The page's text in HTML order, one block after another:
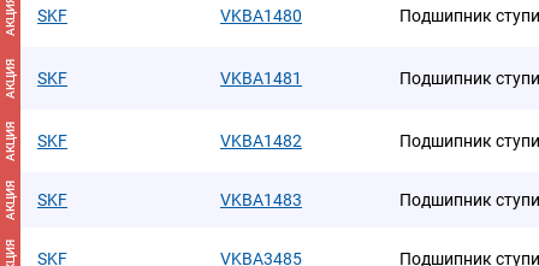
АКЦИЯ SKF VKBA1480 Подшипник
АКЦИЯ SKF VKBA1481 Подшипник
АКЦИЯ SKF VKBA1482 Подшипник
АКЦИЯ SKF VKBA1483 Подшипник
SKF VKBA3485 Подшипник